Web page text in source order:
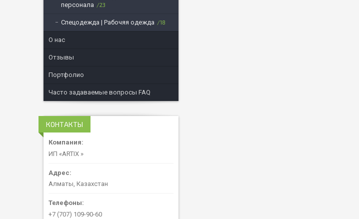
персонала
23
Спецодежда | Рабочяя одежда 18
О нас
Отзывы
Портфолио
Часто задаваемые вопросы FAQ
КОНТАКТЫ
ИП «ARTIX »
Алматы, Казахстан
+7 (707) 109-90-60